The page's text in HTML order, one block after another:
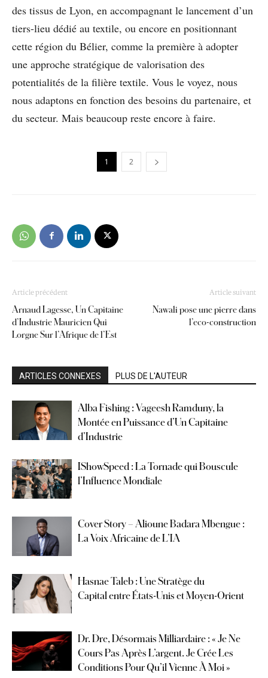
des tissus de Lyon, en accompagnant le lancement d’un
tiers-lieu dédié au textile, ou encore en positionnant
cette région du Bélier, comme la première à adopter
une approche stratégique de valorisation des
potentialités de la filière textile. Vous le voyez, nous
nous adaptons en fonction des besoins du partenaire, et
du secteur. Mais beaucoup reste encore à faire.
1 2
Article précédent
Arnaud Lagesse, Un Capitaine
d’Industrie Mauricien Qui
Lorgne Sur l’Afrique de l’Est
Article suivant
Nawali pose une pierre dans
l’eco-construction
ARTICLES CONNEXES PLUS DE L'AUTEUR
Alba Fishing : Vageesh Ramduny, la
Montée en Puissance d’Un Capitaine
d’Industrie
IShowSpeed : La Tornade qui Bouscule
l’Influence Mondiale
Cover Story – Alioune Badara Mbengue :
La Voix Africaine de L’IA
Hasnae Taleb : Une Stratège du
Capital entre États-Unis et Moyen-Orient
Dr. Dre, Désormais Milliardaire : « Je Ne
Cours Pas Après L’argent. Je Crée Les
Conditions Pour Qu’il Vienne À Moi »